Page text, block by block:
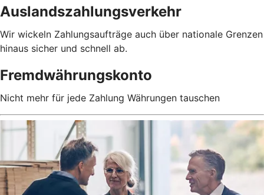
Auslandszahlungsverkehr
Wir wickeln Zahlungsaufträge auch über nationale Grenzen
hinaus sicher und schnell ab.
Fremdwährungskonto
Nicht mehr für jede Zahlung Währungen tauschen